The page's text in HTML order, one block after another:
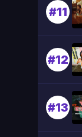
#11
#12
#13